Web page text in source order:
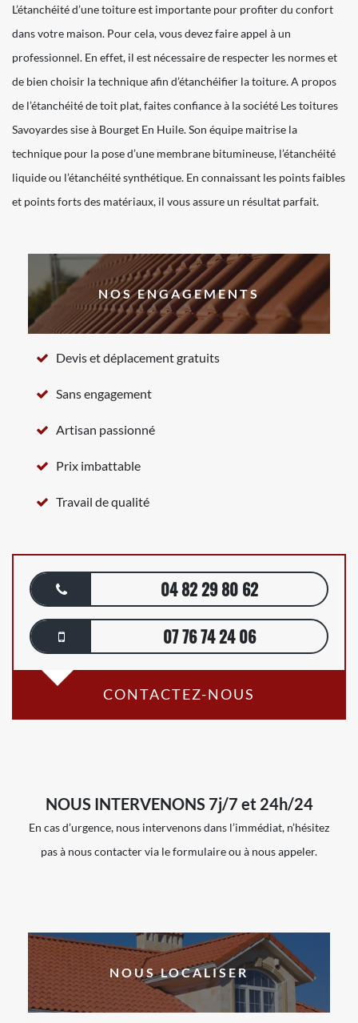
L’étanchéité d’une toiture est importante pour profiter du confort
dans votre maison. Pour cela, vous devez faire appel à un
professionnel. En effet, il est nécessaire de respecter les normes et
de bien choisir la technique afin d’étanchéifier la toiture. A propos
de l’étanchéité de toit plat, faites confiance à la société Les toitures
Savoyardes sise à Bourget En Huile. Son équipe maitrise la
technique pour la pose d’une membrane bitumineuse, l’étanchéité
liquide ou l’étanchéité synthétique. En connaissant les points faibles
et points forts des matériaux, il vous assure un résultat parfait.
NOS ENGAGEMENTS
Devis et déplacement gratuits
Sans engagement
Artisan passionné
Prix imbattable
Travail de qualité
04 82 29 80 62
07 76 74 24 06
CONTACTEZ-NOUS
NOUS INTERVENONS 7j/7 et 24h/24
En cas d’urgence, nous intervenons dans l’immédiat, n’hésitez
pas à nous contacter via le formulaire ou à nous appeler.
NOUS LOCALISER